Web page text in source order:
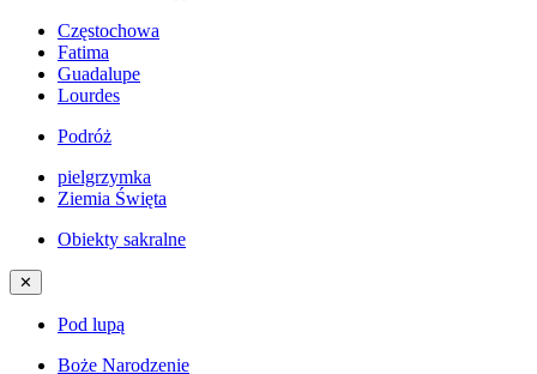
Częstochowa
Fatima
Guadalupe
Lourdes
Podróż
pielgrzymka
Ziemia Święta
Obiekty sakralne
✕
Pod lupą
Boże Narodzenie